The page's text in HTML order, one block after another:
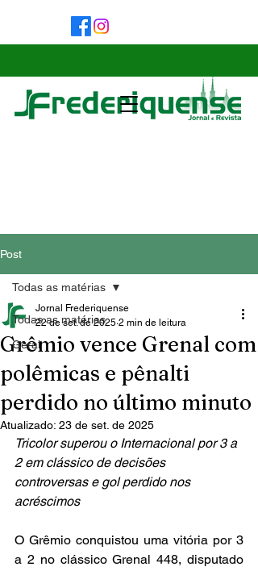
Post
Todas as matérias
Geral
Todas as matérias
Grêmio vence Grenal com
polêmicas e pênalti
perdido no último minuto
Jornal Frederiquense
22 de set. de 2025 2 min de leitura
Atualizado: 23 de set. de 2025
Tricolor superou o Internacional por 3 a
2 em clássico de decisões
controversas e gol perdido nos
acréscimos
O Grêmio conquistou uma vitória por 3
a 2 no clássico Grenal 448, disputado